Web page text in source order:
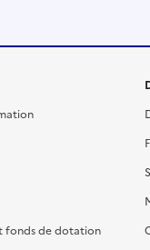
fonds de dotation